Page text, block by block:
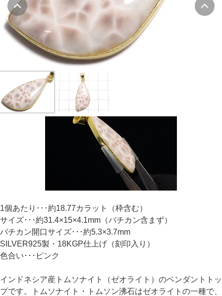
1個あたり･･･約18.77カラット（枠含む）
サイズ･･･約31.4×15×4.1mm（バチカン含まず）
バチカン開口サイズ･･･約5.3×3.7mm
SILVER925製・18KGP仕上げ（刻印入り）
色合い･･･ピンク
インドネシア産トムソナイト（ゼオライト）のペンダントトッ
プです。トムソナイト・トムソン沸石はゼオライトの一種で、